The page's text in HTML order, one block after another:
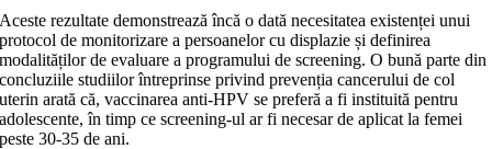
Aceste rezultate demonstrează încă o dată necesitatea existenței unui
protocol de monitorizare a persoanelor cu displazie și definirea
modalităților de evaluare a programului de screening. O bună parte din
concluziile studiilor întreprinse privind prevenția cancerului de col
uterin arată că, vaccinarea anti-HPV se preferă a fi instituită pentru
adolescente, în timp ce screening-ul ar fi necesar de aplicat la femei
peste 30-35 de ani.